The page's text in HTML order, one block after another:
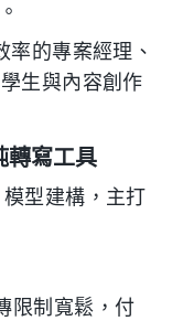
率的專案經理、
生與內容創作
寫工具
型建構，主打
限制寬鬆，付